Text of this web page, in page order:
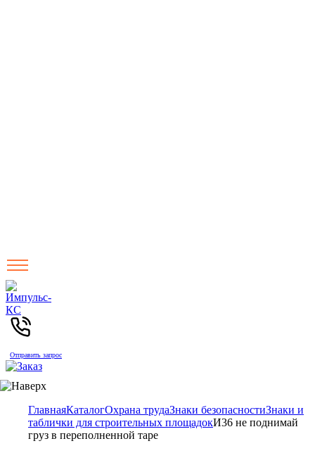
Отправить запрос
ГлавнаяКаталогОхрана трудаЗнаки безопасностиЗнаки и
таблички для строительных площадокИ36 не поднимай
груз в переполненной таре